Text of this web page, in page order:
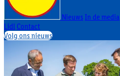
Nieuws In de media
Lidl Contact
Volg ons nieuws